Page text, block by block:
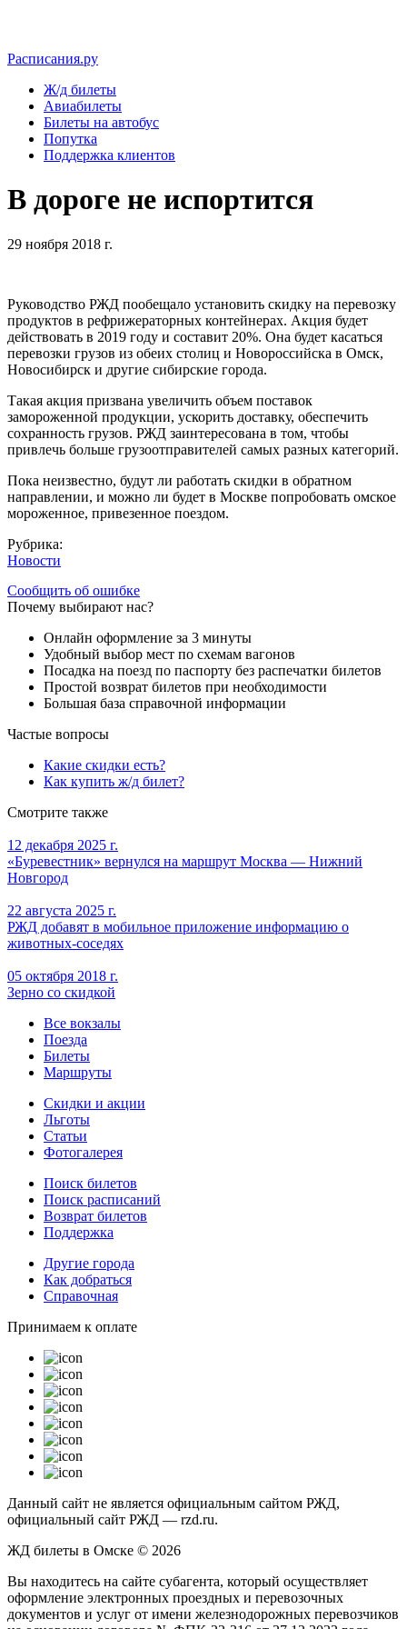
Расписания.ру
Ж/д билеты
Авиабилеты
Билеты на автобус
Попутка
Поддержка клиентов
В дороге не испортится
29 ноября 2018 г.
Руководство РЖД пообещало установить скидку на перевозку
продуктов в рефрижераторных контейнерах. Акция будет
действовать в 2019 году и составит 20%. Она будет касаться
перевозки грузов из обеих столиц и Новороссийска в Омск,
Новосибирск и другие сибирские города.
Такая акция призвана увеличить объем поставок
замороженной продукции, ускорить доставку, обеспечить
сохранность грузов. РЖД заинтересована в том, чтобы
привлечь больше грузоотправителей самых разных категорий.
Пока неизвестно, будут ли работать скидки в обратном
направлении, и можно ли будет в Москве попробовать омское
мороженное, привезенное поездом.
Рубрика:
Новости
Сообщить об ошибке
Почему выбирают нас?
Онлайн оформление за 3 минуты
Удобный выбор мест по схемам вагонов
Посадка на поезд по паспорту без распечатки билетов
Простой возврат билетов при необходимости
Большая база справочной информации
Частые вопросы
Какие скидки есть?
Как купить ж/д билет?
Смотрите также
12 декабря 2025 г.
«Буревестник» вернулся на маршрут Москва — Нижний
Новгород
22 августа 2025 г.
РЖД добавят в мобильное приложение информацию о
животных-соседях
05 октября 2018 г.
Зерно со скидкой
Все вокзалы
Поезда
Билеты
Маршруты
Скидки и акции
Льготы
Статьи
Фотогалерея
Поиск билетов
Поиск расписаний
Возврат билетов
Поддержка
Другие города
Как добраться
Справочная
Принимаем к оплате
Данный сайт не является официальным сайтом РЖД,
официальный сайт РЖД — rzd.ru.
ЖД билеты в Омске © 2026
Вы находитесь на сайте субагента, который осуществляет
оформление электронных проездных и перевозочных
документов и услуг от имени железнодорожных перевозчиков